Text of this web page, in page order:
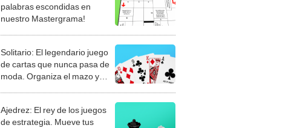
palabras escondidas en
nuestro Mastergrama!
Solitario: El legendario juego
de cartas que nunca pasa de
moda. Organiza el mazo y
Ajedrez: El rey de los juegos
de estrategia. Mueve tus